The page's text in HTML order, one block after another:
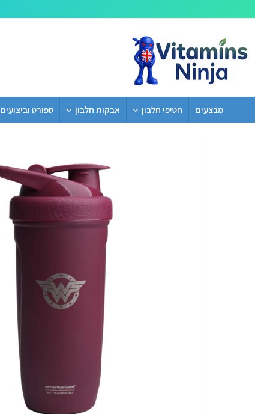
מבצעים חטיפי חלבון אבקות חלבון ספורט וביצועים